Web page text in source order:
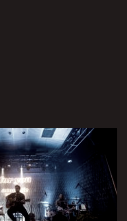
que já conta com
mais famosas casas da
suas primeiras
de Guarapuava e
dias 17 e 18 de